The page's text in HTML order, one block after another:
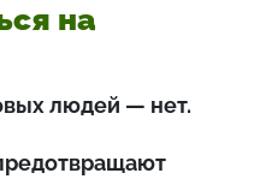
на
людей — нет.